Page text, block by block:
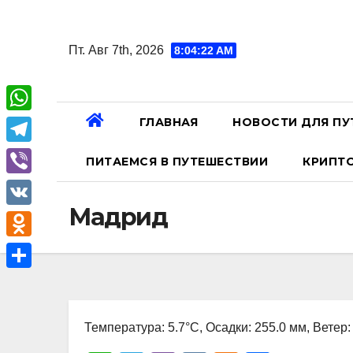
содержанию
Пт. Авг 7th, 2026 8:04:23 AM
ГЛАВНАЯ НОВОСТИ ДЛЯ
ПИТАЕМСЯ В ПУТЕШЕСТВИИ
Мадрид
Температура: 5.7°C, Осадки: 255.0 мм,
W
h
a
A
T
e
l
e
g
V
i
b
e
V
K
O